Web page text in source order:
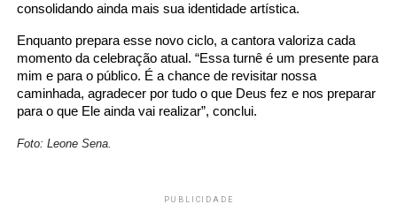
consolidando ainda mais sua identidade artística.
Enquanto prepara esse novo ciclo, a cantora valoriza cada
momento da celebração atual. “Essa turnê é um presente para
mim e para o público. É a chance de revisitar nossa
caminhada, agradecer por tudo o que Deus fez e nos preparar
para o que Ele ainda vai realizar”, conclui.
Foto: Leone Sena.
PUBLICIDADE